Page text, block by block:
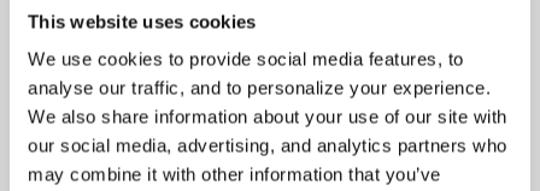
This website uses cookies
We use cookies to provide social media features, to
analyse our traffic, and to personalize your experience.
We also share information about your use of our site with
our social media, advertising, and analytics partners who
may combine it with other information that you’ve
Noise level
HINWEIS: Only for sale
outside EU and USA.